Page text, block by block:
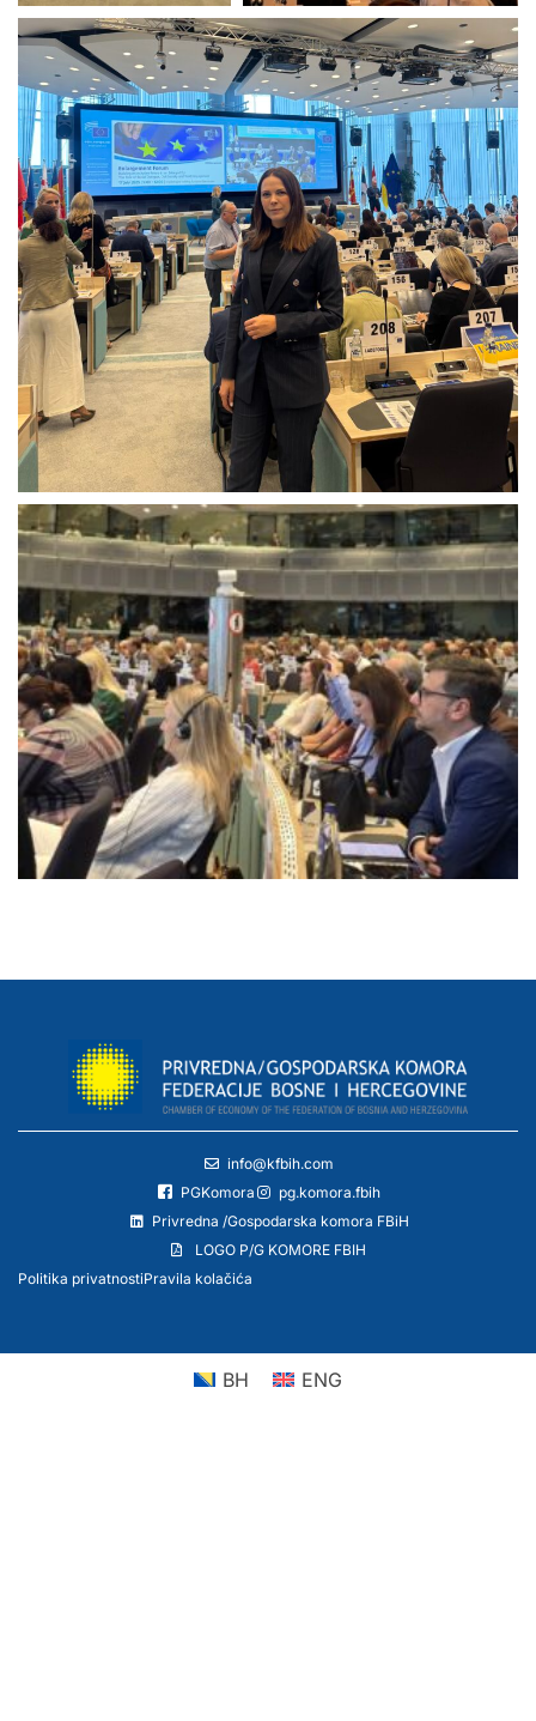
info@kfbih.com
PGKomora
pg.komora.fbih
Privredna /Gospodarska komora FBiH
LOGO P/G KOMORE FBIH
Politika privatnostiPravila kolačića
BH ENG